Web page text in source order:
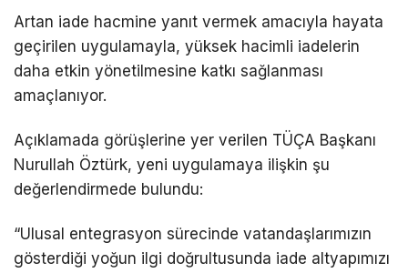
Artan iade hacmine yanıt vermek amacıyla hayata
geçirilen uygulamayla, yüksek hacimli iadelerin
daha etkin yönetilmesine katkı sağlanması
amaçlanıyor.
Açıklamada görüşlerine yer verilen TÜÇA Başkanı
Nurullah Öztürk, yeni uygulamaya ilişkin şu
değerlendirmede bulundu:
“Ulusal entegrasyon sürecinde vatandaşlarımızın
gösterdiği yoğun ilgi doğrultusunda iade altyapımızı